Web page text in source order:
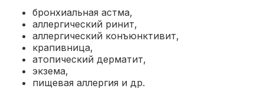
бронхиальная астма,
аллергический ринит,
аллергический конъюнктивит,
крапивница,
атопический дерматит,
экзема,
пищевая аллергия и др.